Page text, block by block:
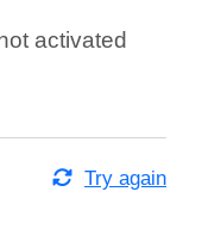
activated
Try again